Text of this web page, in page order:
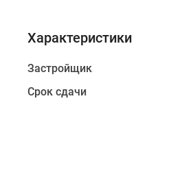
корпусов
застройки
(22
Характеристики
Застройщик
Срок сдачи